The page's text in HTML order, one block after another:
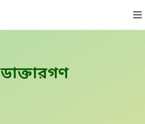
ডাক্তারগণ